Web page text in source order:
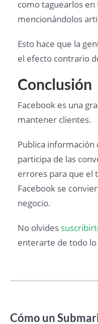
como taguearlos
mencionándolos
Esto hace que la
el efecto contrario
Conclusión
Facebook es una
mantener clientes.
Publica información
participa de las
errores para que el
Facebook se
negocio.
No olvides
enterarte de todo
Cómo un